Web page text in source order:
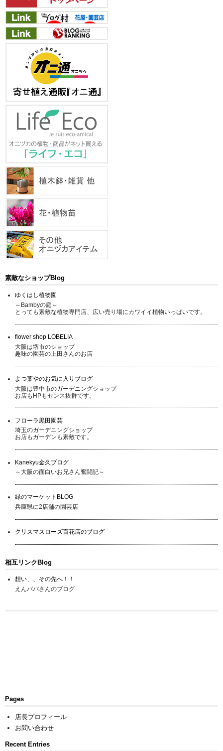
素敵なショップBlog
ゆくはし植物園
～Bambyの庭～
とっても素敵な植物専門店、広い売り場にカワイイ植物いっぱいです。
flower shop LOBELIA
大阪は堺市のショップ
趣味の園芸の上田さんのお店
よつ葉やのお気に入りブログ
大阪は豊中市のガーデニングショップ
お店もHPもセンス抜群です。
フローラ黒田園芸
埼玉のガーデニングショップ
お店もガーデンも素敵です。
Kanekyu金久ブログ
～大阪の面白いお兄さん奮闘記～
緑のマーケットBLOG
兵庫県に2店舗の園芸店
クリスマスローズ百花店のブログ
相互リンクBlog
想い、、その先へ！！
えんパパさんのブログ
Pages
店長プロフィール
お問い合わせ
Recent Entries